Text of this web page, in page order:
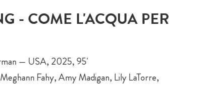
- COME L'ACQUA PER
— USA, 2025, 95'
Fahy, Amy Madigan, Lily LaTorre,